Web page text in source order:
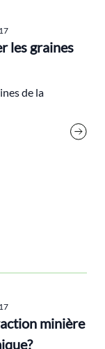
les graines
de la
minière